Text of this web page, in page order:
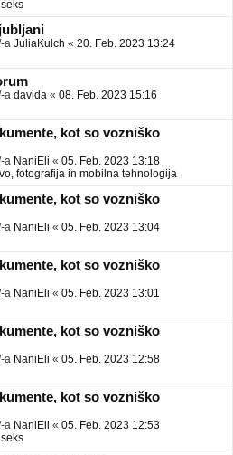
a JuliaKulch « 20. Feb. 2023 13:24
a davida « 08. Feb. 2023 15:16
kot so vozniško
a NaniEli « 05. Feb. 2023 13:18
fotografija in mobilna tehnologija
kot so vozniško
a NaniEli « 05. Feb. 2023 13:04
kot so vozniško
a NaniEli « 05. Feb. 2023 13:01
kot so vozniško
a NaniEli « 05. Feb. 2023 12:58
kot so vozniško
a NaniEli « 05. Feb. 2023 12:53